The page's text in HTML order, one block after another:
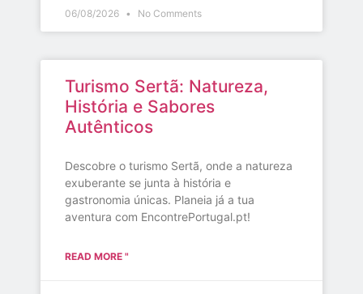
06/08/2026 No Comments
Turismo Sertã: Natureza,
História e Sabores
Autênticos
Descobre o turismo Sertã, onde a natureza
exuberante se junta à história e
gastronomia únicas. Planeia já a tua
aventura com EncontrePortugal.pt!
READ MORE "